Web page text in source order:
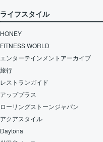
ライフスタイル
HONEY
FITNESS WORLD
エンターテインメントアーカイブ
旅行
レストランガイド
アッププラス
ローリングストーンジャパン
アクアスタイル
Daytona